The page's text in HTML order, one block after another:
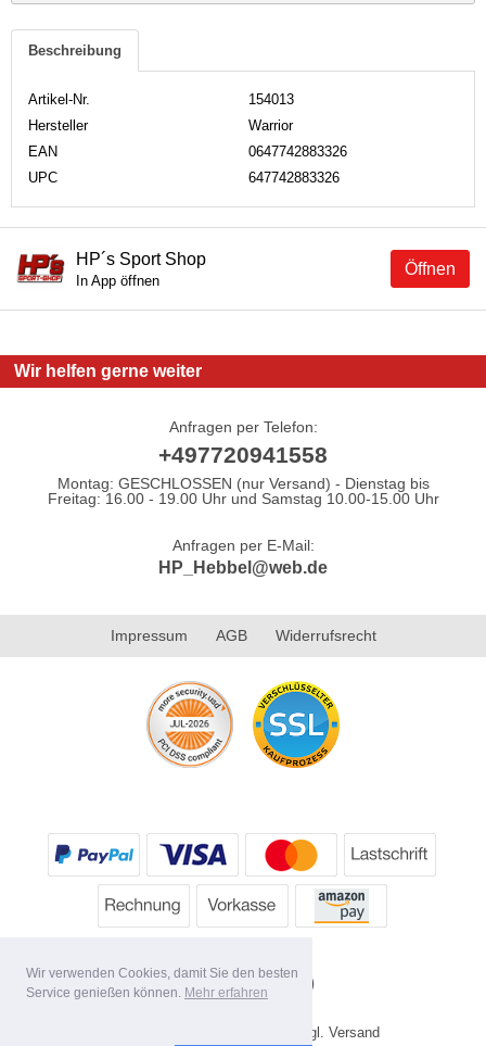
Wir verwenden Cookies, damit Sie den besten
Service genießen können. Mehr erfahren
Beschreibung
Artikel-Nr.
154013
Hersteller
Warrior
EAN
0647742883326
UPC
647742883326
Öffnen
HP´s Sport Shop
In App öffnen
Wir helfen gerne weiter
Anfragen per Telefon:
+497720941558
Montag: GESCHLOSSEN (nur Versand) - Dienstag bis
Freitag: 16.00 - 19.00 Uhr und Samstag 10.00-15.00 Uhr
Anfragen per E-Mail:
HP_Hebbel@web.de
Impressum AGB Widerrufsrecht
* Alle Preise inkl. MwSt. evtl. zzgl. Versand